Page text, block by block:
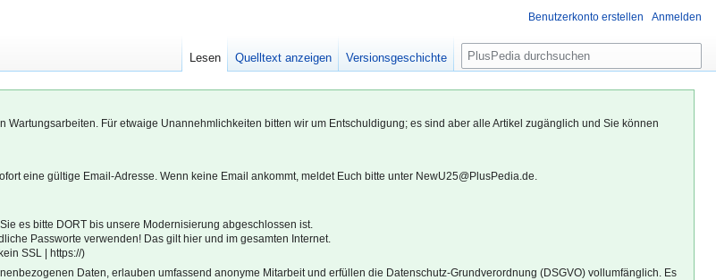
Wartungsarbeiten. Für etwaige Unannehmlichkeiten bitten wir um Entschuldigung; es sind aber alle Artikel zugänglich und Sie können
eine gültige Email-Adresse. Wenn keine Email ankommt, meldet Euch bitte unter NewU25@PlusPedia.de.
es bitte DORT bis unsere Modernisierung abgeschlossen ist.
Passworte verwenden! Das gilt hier und im gesamten Internet.
SSL | https://)
Daten, erlauben umfassend anonyme Mitarbeit und erfüllen die Datenschutz-Grundverordnung (DSGVO) vollumfänglich. Es
Benutzerkonto erstellen Anmelden
Lesen Quelltext anzeigen Versionsgeschichte
S
u
c
e